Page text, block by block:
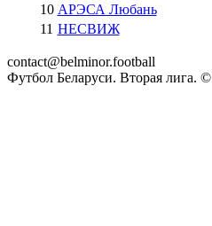
10 АРЭСА Любань
11 НЕСВИЖ
contact@belminor.football
Футбол Беларуси. Вторая лига. ©